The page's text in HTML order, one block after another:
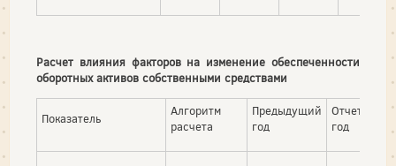
Расчет влияния факторов на изменение обеспеченности
оборотных активов собственными средствами
Показатель
Алгоритм
расчета
Предыдущий
год
Отчетный
год